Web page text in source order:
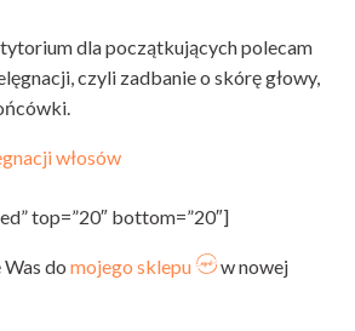
dla początkujących polecam
czyli zadbanie o skórę głowy,
włosów
top=”20″ bottom=”20″]
do mojego sklepu
w nowej